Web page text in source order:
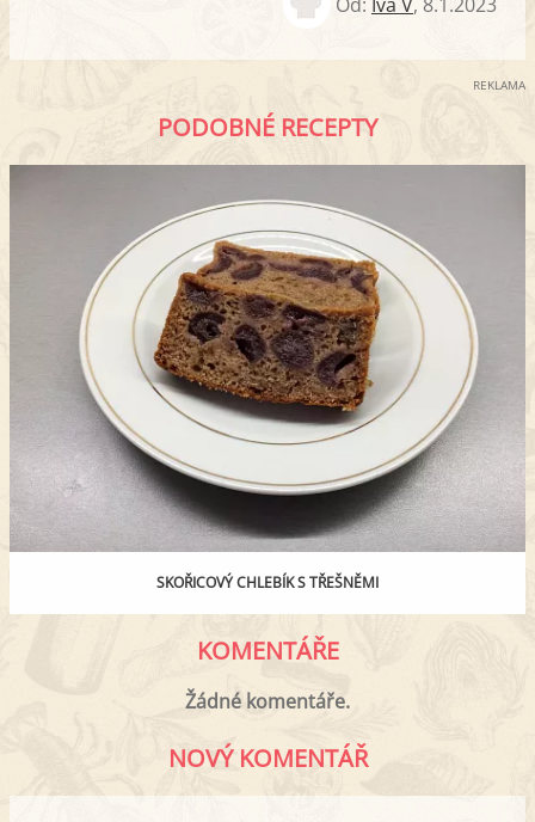
REKLAMA
PODOBNÉ RECEPTY
SKOŘICOVÝ CHLEBÍK S TŘEŠNĚMI
KOMENTÁŘE
Žádné komentáře.
NOVÝ KOMENTÁŘ